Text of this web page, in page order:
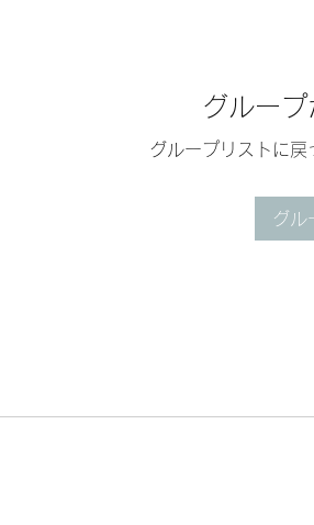
グルー
グループリストに
グル